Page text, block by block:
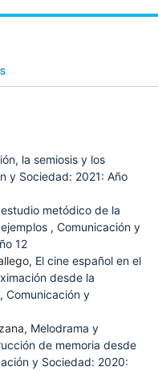
la semiosis y los
y Sociedad: 2021: Año
estudio metódico de la
, Comunicación y
12
El cine español en el
desde la
, Comunicación y
Melodrama y
de memoria desde
y Sociedad: 2020: